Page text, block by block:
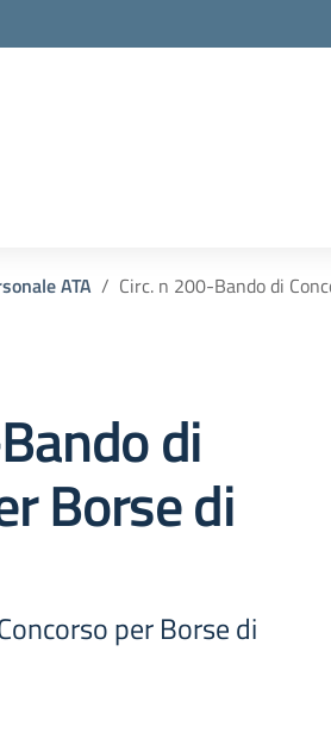
ATA Circ. n 200-Bando di
di
Borse di
per Borse di